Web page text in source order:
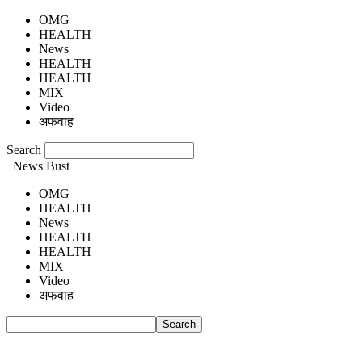
OMG
HEALTH
News
HEALTH
HEALTH
MIX
Video
अफवाह
Search
News Bust
OMG
HEALTH
News
HEALTH
HEALTH
MIX
Video
अफवाह